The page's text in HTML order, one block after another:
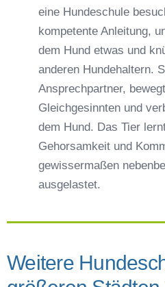
eine Hundeschule
kompetente Anleitung,
dem Hund etwas und
anderen Hundehaltern.
Ansprechpartner,
Gleichgesinnten und
dem Hund. Das Tier
Gehorsamkeit und
gewissermaßen
ausgelastet.
Weitere